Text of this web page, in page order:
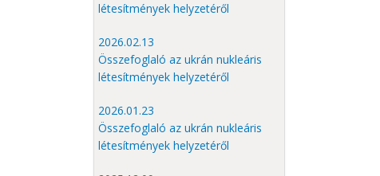
létesítmények helyzetéről
2026.02.13
Összefoglaló az ukrán nukleáris
létesítmények helyzetéről
2026.01.23
Összefoglaló az ukrán nukleáris
létesítmények helyzetéről